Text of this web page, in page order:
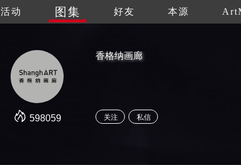
活动 图集 好友 本源
598059
香格纳画廊
关注 私信